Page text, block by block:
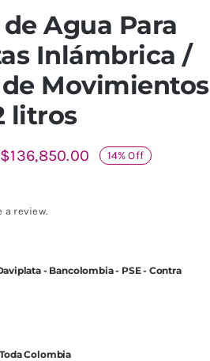
Agua Para
Inlámbrica /
Movimientos
litros
$136,850.00
14% Off
a review.
- Bancolombia - PSE - Contra
Colombia